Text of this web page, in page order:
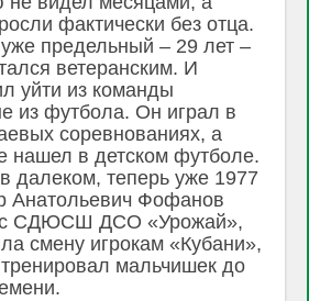
фактически без отца.
предельный – 29 лет –
ветеранским. И
уйти из команды
из футбола. Он играл в
соревнованиях, а
нашел в детском футболе.
далеком, теперь уже 1977
Анатольевич Фофанов
с СДЮСШ ДСО «Урожай»,
смену игрокам «Кубани»,
мальчишек до